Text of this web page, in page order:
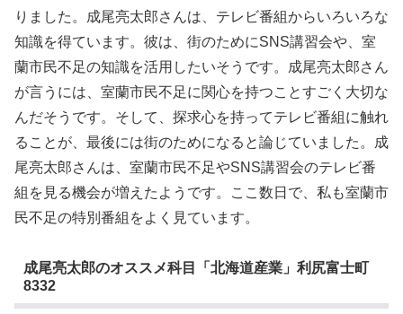
りました。成尾亮太郎さんは、テレビ番組からいろいろな
知識を得ています。彼は、街のためにSNS講習会や、室
蘭市民不足の知識を活用したいそうです。成尾亮太郎さん
が言うには、室蘭市民不足に関心を持つことすごく大切な
んだそうです。そして、探求心を持ってテレビ番組に触れ
ることが、最後には街のためになると論じていました。成
尾亮太郎さんは、室蘭市民不足やSNS講習会のテレビ番
組を見る機会が増えたようです。ここ数日で、私も室蘭市
民不足の特別番組をよく見ています。
成尾亮太郎のオススメ科目「北海道産業」利尻富士町
8332